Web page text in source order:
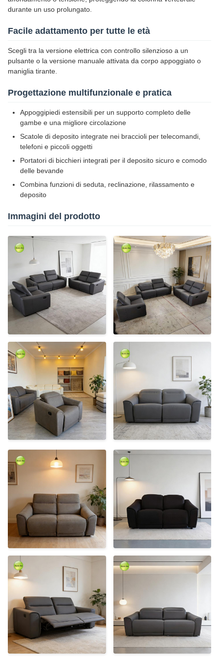
durante un uso prolungato.
Facile adattamento per tutte le età
Scegli tra la versione elettrica con controllo silenzioso a un
pulsante o la versione manuale attivata da corpo appoggiato o
maniglia tirante.
Progettazione multifunzionale e pratica
Appoggipiedi estensibili per un supporto completo delle
gambe e una migliore circolazione
Scatole di deposito integrate nei braccioli per telecomandi,
telefoni e piccoli oggetti
Portatori di bicchieri integrati per il deposito sicuro e comodo
delle bevande
Combina funzioni di seduta, reclinazione, rilassamento e
deposito
Immagini del prodotto